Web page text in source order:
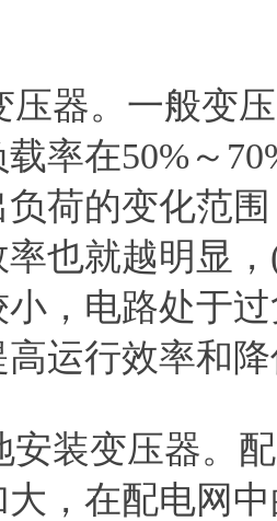
压器。一般变
率在50%～
荷的变化范
也就越明显
，电路处于
运行效率和
安装变压器。
，在配电网